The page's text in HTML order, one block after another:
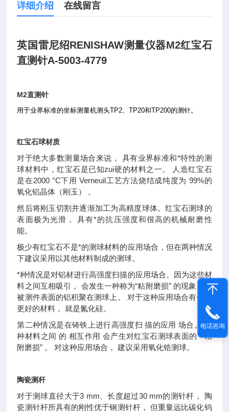
详细介绍 在线留言
英国雷尼绍RENISHAW测量仪器M2红宝石
直测针A-5003-4779
M2直测针
用于业界标准的坐标测量机测头TP2、TP20和TP200的测针。
红宝石球材质
对于绝大多数测量场合来说， 具有业界标准和*特性的测
球材料中，红宝石是已知zui硬的材料之一。 人造红宝石
是在2000 °C下用 Verneuil工艺方法烧结成纯度为 99%的
氧化铝晶体（刚玉） 。
然后将刚玉切割并逐渐加工为高精度球体。红宝石测球的
表面极为光滑， 具有*的抗压强度和很高的机械耐磨性
能。
极少有红宝石不是*的测球材料的应用场合，但在两种情况
下建议采用以其他材料制成的测球。
*种情况是对铝材进行高强度扫描的应用场合。因为这些材
料之间互相吸引， 会发生一种称为“粘附磨损” 的现象，使
被测件表面的铝积聚在测球上。 对于这种应用场合有一种
更好的材料， 就是氮化硅。
第二种情况是在铸铁上进行高强度扫 描的应用 场合。 两
种材料之间 的 相互作用 会产生对红宝石测球表面的 “ 粘
附磨损” 。 对这种应用场合， 建议采用氧化锆测球。
陶瓷测杆
对于测球直径大于3 mm、长度超过30 mm的测针杆， 陶
瓷测针杆所具有的刚性优于钢测针杆， 但重量远比碳化钨
电话咨询